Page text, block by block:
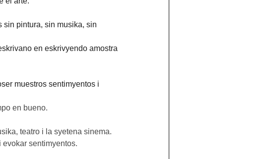
sin pintura, sin musika, sin
en eskrivyendo amostra
muestros sentimyentos i
en bueno.
teatro i la syetena sinema.
evokar sentimyentos.